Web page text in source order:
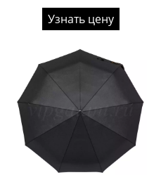
Узнать цену